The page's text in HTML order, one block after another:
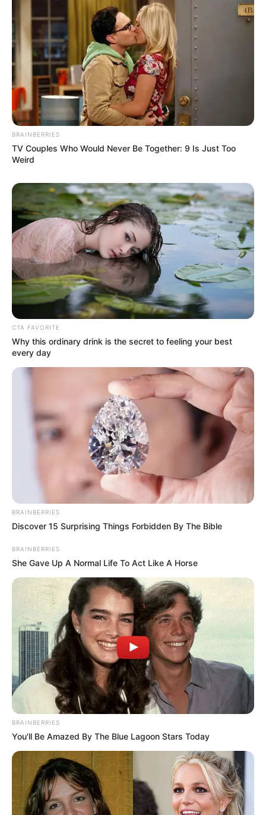
BRAINBERRIES
TV Couples Who Would Never Be Together: 9 Is Just Too
Weird
CTA FAVORITE
Why this ordinary drink is the secret to feeling your best
every day
BRAINBERRIES
Discover 15 Surprising Things Forbidden By The Bible
BRAINBERRIES
She Gave Up A Normal Life To Act Like A Horse
BRAINBERRIES
You'll Be Amazed By The Blue Lagoon Stars Today